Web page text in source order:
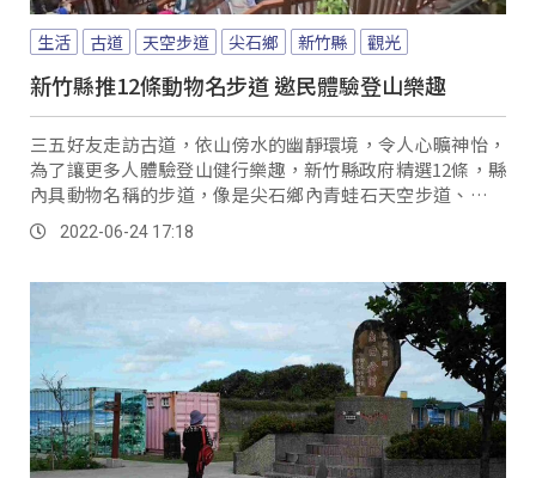
生活 古道 天空步道 尖石鄉 新竹縣 觀光
新竹縣推12條動物名步道 邀民體驗登山樂趣
三五好友走訪古道，依山傍水的幽靜環境，令人心曠神怡，
為了讓更多人體驗登山健行樂趣，新竹縣政府精選12條，縣
內具動物名稱的步道，像是尖石鄉內青蛙石天空步道、老鷹
溪步道跟馬胎古道，推出上山尋找動物活動，順...。
2022-06-24 17:18